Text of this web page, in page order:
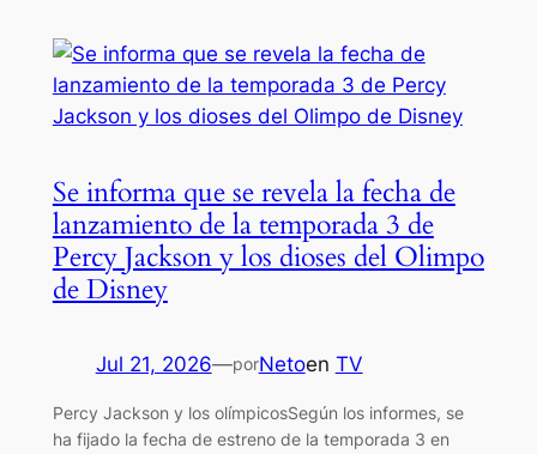
Se informa que se revela la fecha de
lanzamiento de la temporada 3 de
Percy Jackson y los dioses del Olimpo
de Disney
Jul 21, 2026—porNetoen TV
Percy Jackson y los olímpicosSegún los informes, se
ha fijado la fecha de estreno de la temporada 3 en